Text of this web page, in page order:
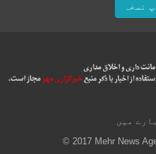
نسخہ
میں
© 2017 Mehr News